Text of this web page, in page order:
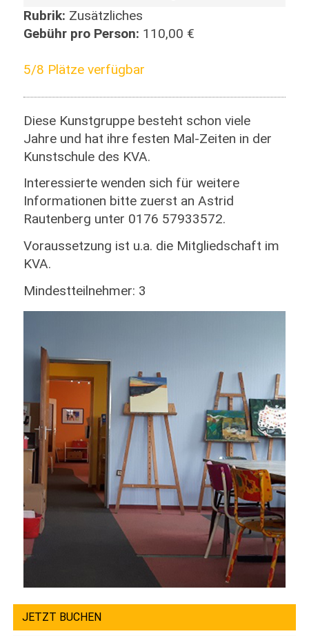
Rubrik: Zusätzliches
Gebühr pro Person: 110,00 €
5/8 Plätze verfügbar
Diese Kunstgruppe besteht schon viele
Jahre und hat ihre festen Mal-Zeiten in der
Kunstschule des KVA.
Interessierte wenden sich für weitere
Informationen bitte zuerst an Astrid
Rautenberg unter 0176 57933572.
Voraussetzung ist u.a. die Mitgliedschaft im
KVA.
Mindestteilnehmer: 3
JETZT BUCHEN